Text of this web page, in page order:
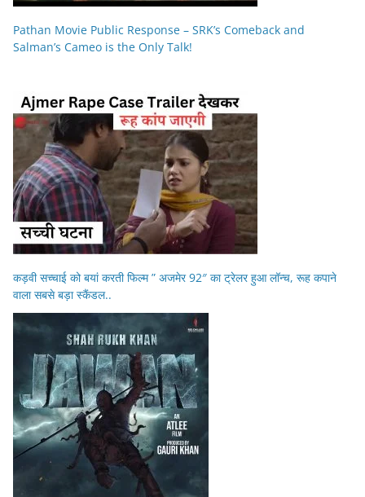
Pathan Movie Public Response – SRK’s Comeback and
Salman’s Cameo is the Only Talk!
कड़वी सच्चाई को बयां करती फिल्म ” अजमेर 92″ का ट्रेलर हुआ लॉन्च, रूह कपाने
वाला सबसे बड़ा स्कैंडल..